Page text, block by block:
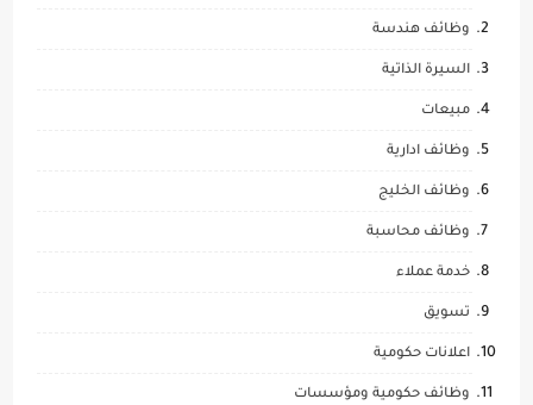
وظائف هندسة
السيرة الذاتية
مبيعات
وظائف ادارية
وظائف الخليج
وظائف محاسبة
خدمة عملاء
تسويق
اعلانات حكومية
وظائف حكومية ومؤسسات